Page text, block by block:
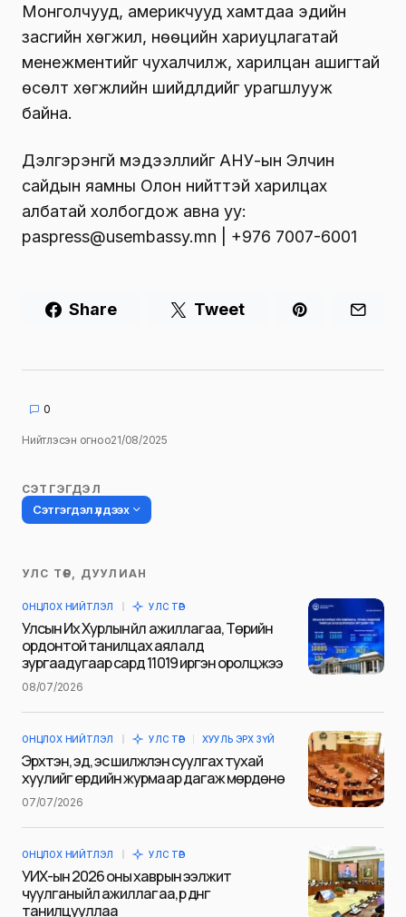
Монголчууд, америкчууд хамтдаа эдийн
засгийн хөгжил, нөөцийн хариуцлагатай
менежментийг чухалчилж, харилцан ашигтай
өсөлт хөгжлийн шийдлүүдийг урагшлууж
байна.
Дэлгэрэнгүй мэдээллийг АНУ-ын Элчин
сайдын яамны Олон нийттэй харилцах
албатай холбогдож авна уу:
paspress@usembassy.mn | +976 7007-6001
Share Tweet
0
Нийтлэсэн огноо21/08/2025
СЭТГЭГДЭЛ
Сэтгэгдэл үлдээх
Таны имэйл хаягийг нийтлэхгүй.
тэмдэглэсэн
Сэтгэгдэл*
Name
УЛС ТӨР, ДУУЛИАН
ОНЦЛОХ НИЙТЛЭЛ УЛС ТӨР
Улсын Их Хурлын үйл ажиллагаа, Төрийн
ордонтой танилцах аялалд
зургаадугаар сард 11019 иргэн оролцжээ
08/07/2026
ОНЦЛОХ НИЙТЛЭЛ УЛС ТӨР ХУУЛЬ ЭРХ ЗҮЙ
Эрхтэн, эд, эс шилжүүлэн суулгах тухай
хуулийг ердийн журмаар дагаж мөрдөнө
07/07/2026
ОНЦЛОХ НИЙТЛЭЛ УЛС ТӨР
УИХ-ын 2026 оны хаврын ээлжит
чуулганы үйл ажиллагаа, үр дүнг
танилцууллаа